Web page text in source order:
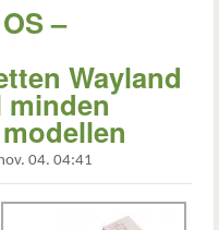
–
Wayland
minden
04. 04:41